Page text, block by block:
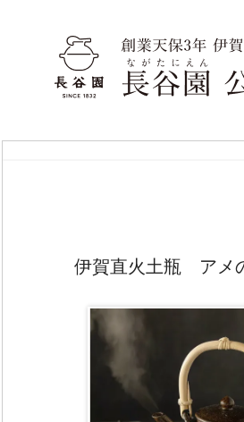
伊賀直火土瓶 アメ